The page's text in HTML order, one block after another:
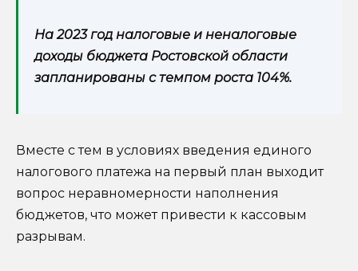
На 2023 год налоговые и неналоговые
доходы бюджета Ростовской области
запланированы с темпом роста 104%.
Вместе с тем в условиях введения единого
налогового платежа на первый план выходит
вопрос неравномерности наполнения
бюджетов, что может привести к кассовым
разрывам.